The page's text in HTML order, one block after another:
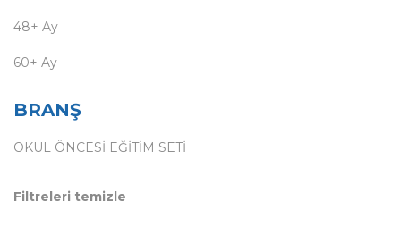
48+ Ay
60+ Ay
BRANŞ
OKUL ÖNCESİ EĞİTİM SETİ
Filtreleri temizle